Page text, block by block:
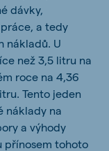
dávky,
a tedy
nákladů. U
než 3,5 litru na
roce na 4,36
Tento jeden
náklady na
a výhody
přínosem tohoto